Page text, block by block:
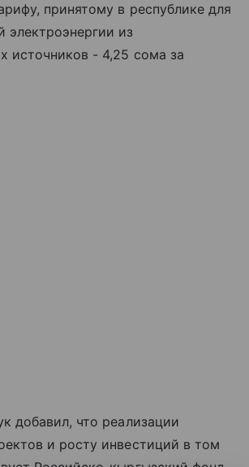
принятому в республике для
электроэнергии из
источников - 4,25 сома за
добавил, что реализации
и росту инвестиций в том